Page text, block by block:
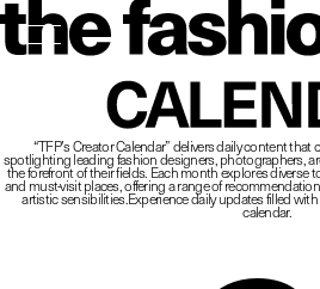
“TFP’s Creator Calendar” delivers daily content
spotlighting leading fashion designers, photographers,
the forefront of their fields.Each month explores diverse
and must-visit places,offering a range of
artistic sensibilities.Experience daily updates filled
calendar.